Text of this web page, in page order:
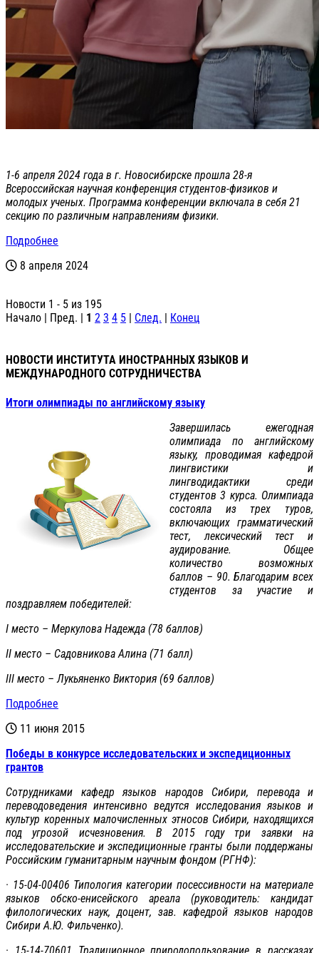
1-6 апреля 2024 года в г. Новосибирске прошла 28-я
Всероссийская научная конференция студентов-физиков и
молодых ученых. Программа конференции включала в себя 21
секцию по различным направлениям физики.
Подробнее
8 апреля 2024
Новости 1 - 5 из 195
Начало | Пред. | 1 2 3 4 5 | След. | Конец
НОВОСТИ ИНСТИТУТА ИНОСТРАННЫХ ЯЗЫКОВ И
МЕЖДУНАРОДНОГО СОТРУДНИЧЕСТВА
Итоги олимпиады по английскому языку
Завершилась ежегодная
олимпиада по английскому
языку, проводимая кафедрой
лингвистики и
лингводидактики среди
студентов 3 курса. Олимпиада
состояла из трех туров,
включающих грамматический
тест, лексический тест и
аудирование. Общее
количество возможных
баллов – 90. Благодарим всех
студентов за участие и
поздравляем победителей:
I место – Меркулова Надежда (78 баллов)
II место – Садовникова Алина (71 балл)
III место – Лукьяненко Виктория (69 баллов)
Подробнее
11 июня 2015
Победы в конкурсе исследовательских и экспедиционных
грантов
Сотрудниками кафедр языков народов Сибири, перевода и
переводоведения интенсивно ведутся исследования языков и
культур коренных малочисленных этносов Сибири, находящихся
под угрозой исчезновения. В 2015 году три заявки на
исследовательские и экспедиционные гранты были поддержаны
Российским гуманитарным научным фондом (РГНФ):
· 15-04-00406 Типология категории посессивности на материале
языков обско-енисейского ареала (руководитель: кандидат
филологических наук, доцент, зав. кафедрой языков народов
Сибири А.Ю. Фильченко).
· 15-14-70601 Традиционное природопользование в рассказах